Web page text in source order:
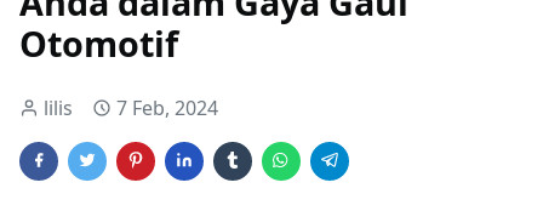
Otomotif
lilis 7 Feb, 2024